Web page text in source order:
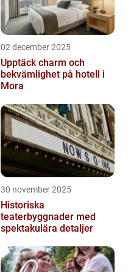
02 december 2025
Upptäck charm och
bekvämlighet på hotell i
Mora
30 november 2025
Historiska
teaterbyggnader med
spektakulära detaljer